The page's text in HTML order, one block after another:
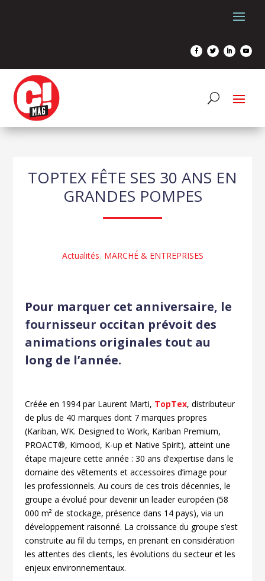
TOPTEX FÊTE SES 30 ANS EN
GRANDES POMPES
Actualités, MARCHÉ & ENTREPRISES
Pour marquer cet anniversaire, le
fournisseur occitan prévoit des
animations originales tout au
long de l’année.
Créée en 1994 par Laurent Marti, TopTex, distributeur
de plus de 40 marques dont 7 marques propres
(Kariban, WK. Designed to Work, Kariban Premium,
PROACT®, Kimood, K-up et Native Spirit), atteint une
étape majeure cette année : 30 ans d’expertise dans le
domaine des vêtements et accessoires d’image pour
les professionnels. Au cours de ces trois décennies, le
groupe a évolué pour devenir un leader européen (58
000 m² de stockage, présence dans 14 pays), via un
développement raisonné. La croissance du groupe s’est
construite au fil du temps, en prenant en considération
les attentes des clients, les évolutions du secteur et les
enjeux environnementaux.